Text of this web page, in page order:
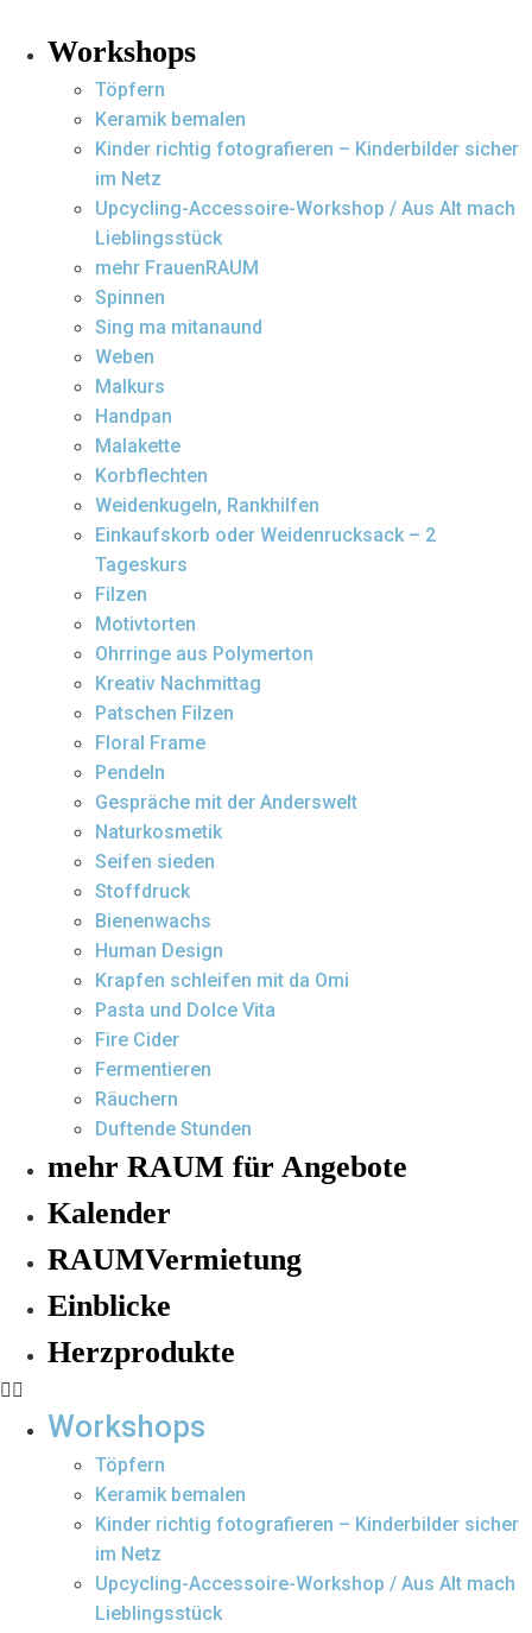
Workshops
Töpfern
Keramik bemalen
Kinder richtig fotografieren – Kinderbilder sicher
im Netz
Upcycling-Accessoire-Workshop / Aus Alt mach
Lieblingsstück
mehr FrauenRAUM
Spinnen
Sing ma mitanaund
Weben
Malkurs
Handpan
Malakette
Korbflechten
Weidenkugeln, Rankhilfen
Einkaufskorb oder Weidenrucksack – 2
Tageskurs
Filzen
Motivtorten
Ohrringe aus Polymerton
Kreativ Nachmittag
Patschen Filzen
Floral Frame
Pendeln
Gespräche mit der Anderswelt
Naturkosmetik
Seifen sieden
Stoffdruck
Bienenwachs
Human Design
Krapfen schleifen mit da Omi
Pasta und Dolce Vita
Fire Cider
Fermentieren
Räuchern
Duftende Stunden
mehr RAUM für Angebote
Kalender
RAUMVermietung
Einblicke
Herzprodukte
Workshops
Töpfern
Keramik bemalen
Kinder richtig fotografieren – Kinderbilder sicher
im Netz
Upcycling-Accessoire-Workshop / Aus Alt mach
Lieblingsstück